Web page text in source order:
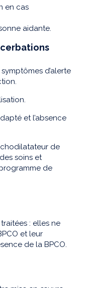
en cas
aidante.
d’alerte
et l’absence
de
soins et
de
: elles ne
et leur
de la BPCO.